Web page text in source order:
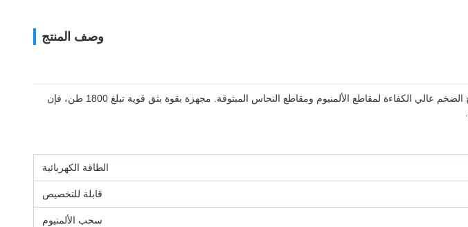
وصف المنتج
آلة بثق الألومنيوم الموفرة للطاقة Huanan 1800T هي عبارة عن مكبس بثق صناعي عالي الأداء مصمم للإنتاج الضخم عالي الكفاءة لمقاطع الألمنيوم ومقاطع النحاس المبثوقة. مجهزة بقوة بثق قوية تبلغ 1800 طن، فإن
الطاقة الكهربائية
قابلة للتخصيص
سحب الألمنيوم